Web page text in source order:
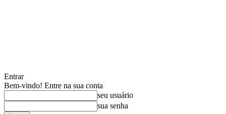
Entrar
Bem-vindo! Entre na sua conta
seu usuário
sua senha